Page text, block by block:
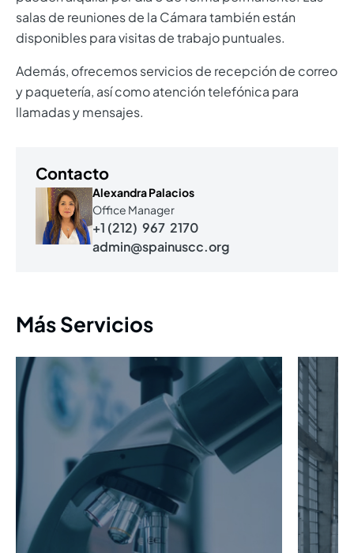
salas de reuniones de la Cámara también están
disponibles para visitas de trabajo puntuales.
Además, ofrecemos servicios de recepción de correo
y paquetería, así como atención telefónica para
llamadas y mensajes.
Contacto
Alexandra Palacios
Office Manager
+1 (212) 967 2170
admin@spainuscc.org
Más Servicios